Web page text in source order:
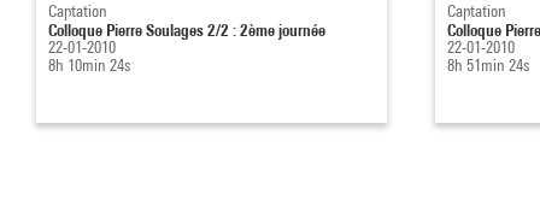
Captation
Colloque Pierre Soulages 2/2 : 2ème journée
22-01-2010
8h 10min 24s
Captation
Colloque
22-01-2010
8h 51min 24s